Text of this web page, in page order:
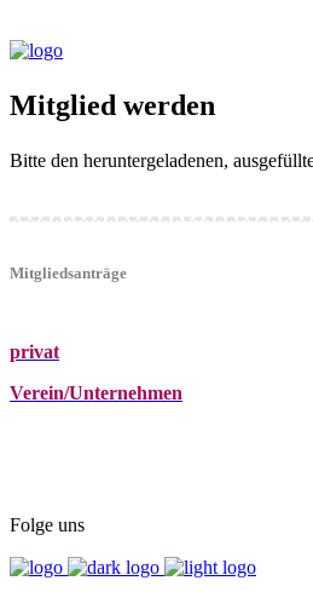
Mitglied werden
Bitte den heruntergeladenen,
Mitgliedsanträge
privat
Verein/Unternehmen
Folge uns